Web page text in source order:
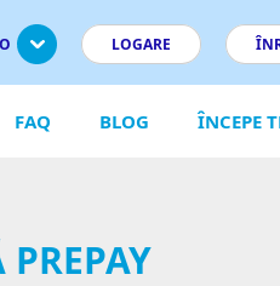
LOGARE
FAQ BLOG ÎNCEPE